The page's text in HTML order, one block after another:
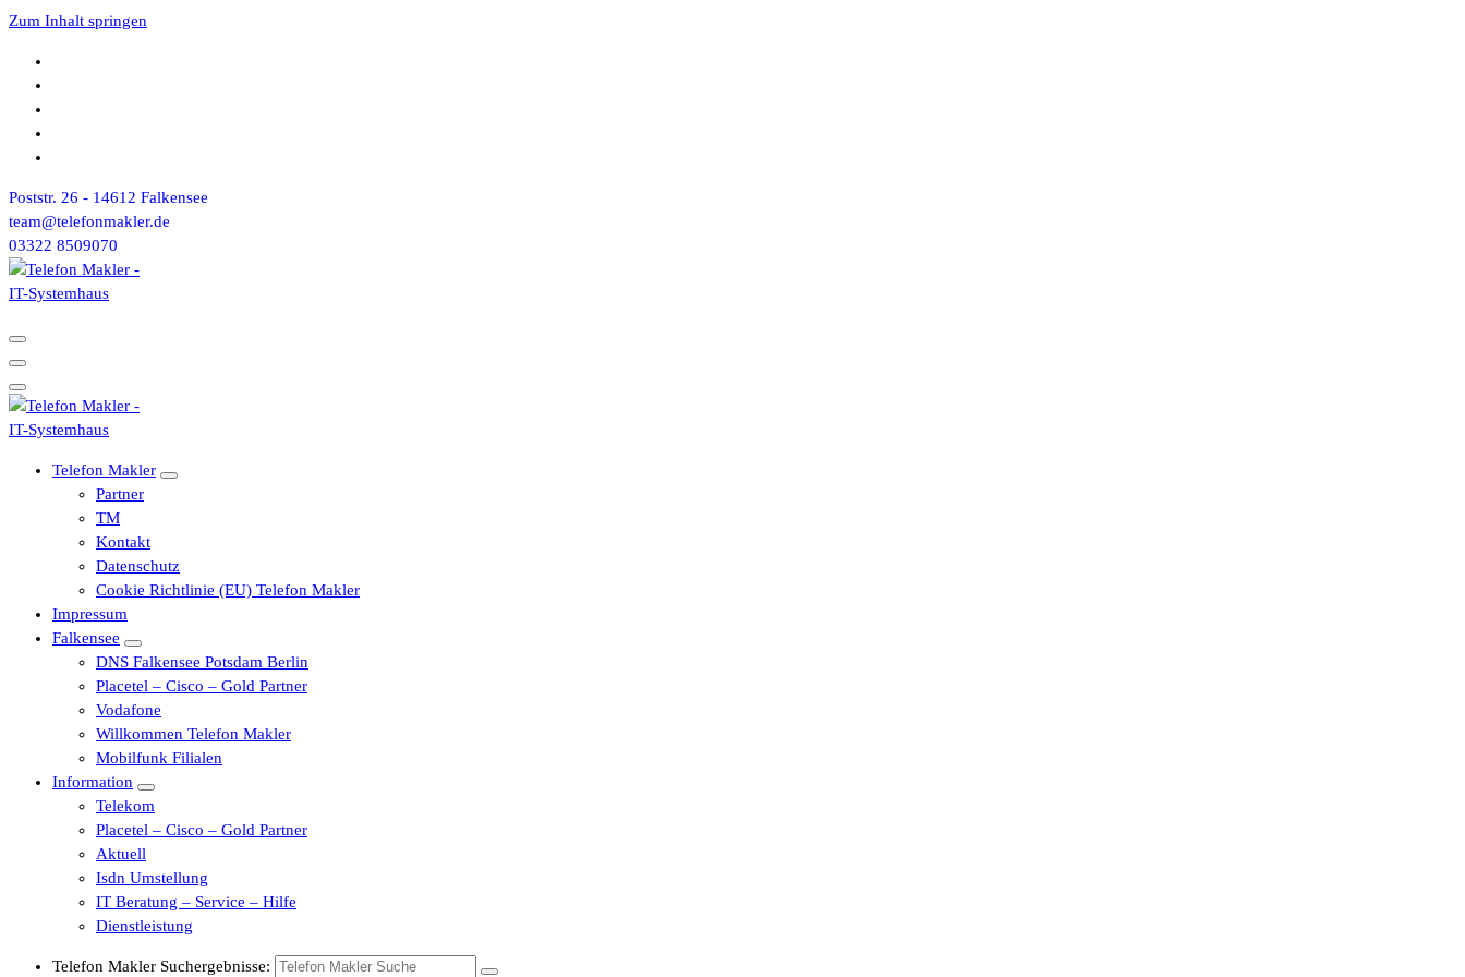
Zum Inhalt springen
Poststr. 26 - 14612 Falkensee
team@telefonmakler.de
03322 8509070
Telefon Makler
Partner
TM
Kontakt
Datenschutz
Cookie Richtlinie (EU) Telefon Makler
Impressum
Falkensee
DNS Falkensee Potsdam Berlin
Placetel – Cisco – Gold Partner
Vodafone
Willkommen Telefon Makler
Mobilfunk Filialen
Information
Telekom
Placetel – Cisco – Gold Partner
Aktuell
Isdn Umstellung
IT Beratung – Service – Hilfe
Dienstleistung
Telefon Makler Suchergebnisse: